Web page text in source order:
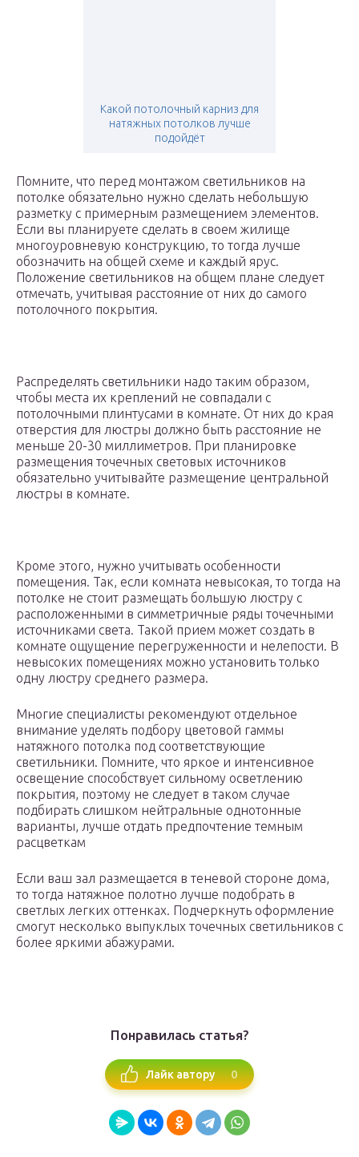
Какой потолочный карниз для
натяжных потолков лучше
подойдёт
Помните, что перед монтажом светильников на
потолке обязательно нужно сделать небольшую
разметку с примерным размещением элементов.
Если вы планируете сделать в своем жилище
многоуровневую конструкцию, то тогда лучше
обозначить на общей схеме и каждый ярус.
Положение светильников на общем плане следует
отмечать, учитывая расстояние от них до самого
потолочного покрытия.
Распределять светильники надо таким образом,
чтобы места их креплений не совпадали с
потолочными плинтусами в комнате. От них до края
отверстия для люстры должно быть расстояние не
меньше 20-30 миллиметров. При планировке
размещения точечных световых источников
обязательно учитывайте размещение центральной
люстры в комнате.
Кроме этого, нужно учитывать особенности
помещения. Так, если комната невысокая, то тогда на
потолке не стоит размещать большую люстру с
расположенными в симметричные ряды точечными
источниками света. Такой прием может создать в
комнате ощущение перегруженности и нелепости. В
невысоких помещениях можно установить только
одну люстру среднего размера.
Многие специалисты рекомендуют отдельное
внимание уделять подбору цветовой гаммы
натяжного потолка под соответствующие
светильники. Помните, что яркое и интенсивное
освещение способствует сильному осветлению
покрытия, поэтому не следует в таком случае
подбирать слишком нейтральные однотонные
варианты, лучше отдать предпочтение темным
расцветкам
Если ваш зал размещается в теневой стороне дома,
то тогда натяжное полотно лучше подобрать в
светлых легких оттенках. Подчеркнуть оформление
смогут несколько выпуклых точечных светильников с
более яркими абажурами.
Понравилась статья?
Лайк автору 0